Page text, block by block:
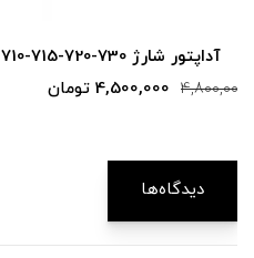
آداپتور شارژر فوجیکورا ۵۰S پارت Fujikura ADC‑11
75,280,000 تومان
دیدگاه‌ها